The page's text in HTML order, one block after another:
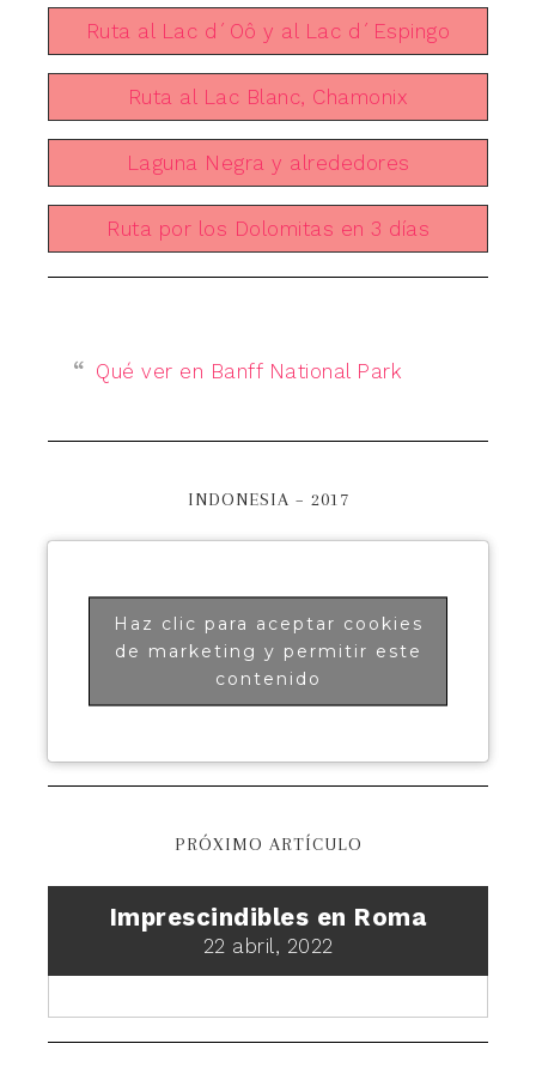
Ruta al Lac d´Oô y al Lac d´Espingo
Ruta al Lac Blanc, Chamonix
Laguna Negra y alrededores
Ruta por los Dolomitas en 3 días
Qué ver en Banff National Park
INDONESIA – 2017
Haz clic para aceptar cookies
de marketing y permitir este
contenido
PRÓXIMO ARTÍCULO
Imprescindibles en Roma
22 abril, 2022